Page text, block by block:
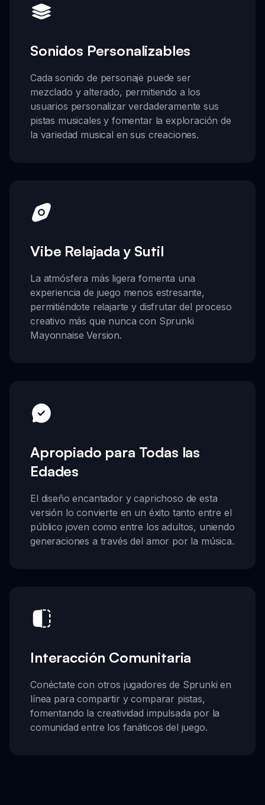
Sonidos Personalizables
Cada sonido de personaje puede ser
mezclado y alterado, permitiendo a los
usuarios personalizar verdaderamente sus
pistas musicales y fomentar la exploración de
la variedad musical en sus creaciones.
Vibe Relajada y Sutil
La atmósfera más ligera fomenta una
experiencia de juego menos estresante,
permitiéndote relajarte y disfrutar del proceso
creativo más que nunca con Sprunki
Mayonnaise Version.
Apropiado para Todas las
Edades
El diseño encantador y caprichoso de esta
versión lo convierte en un éxito tanto entre el
público joven como entre los adultos, uniendo
generaciones a través del amor por la música.
Interacción Comunitaria
Conéctate con otros jugadores de Sprunki en
línea para compartir y comparar pistas,
fomentando la creatividad impulsada por la
comunidad entre los fanáticos del juego.